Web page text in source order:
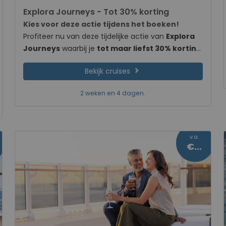
van korte duur, dus wees er snel bij!
v.a.
Regent Seven Seas - Tot 35% korting & tot
$350 boordtegoed
Kies voor deze actie tijdens het boeken!
Ontdek de wereld in ultieme luxe en comfort met
Regent Cruises! Tijdelijk profiteer je vantot maar
liefst 35% korting en tot $350 boordtegoed